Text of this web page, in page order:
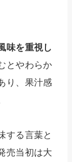
味を重視し
とやわらか
り、果汁感
する言葉と
売当初は大